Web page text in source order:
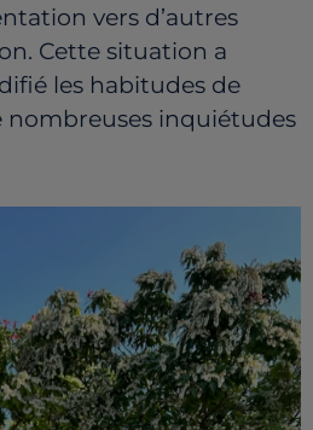
vers d’autres
Cette situation a
les habitudes de
nombreuses inquiétudes